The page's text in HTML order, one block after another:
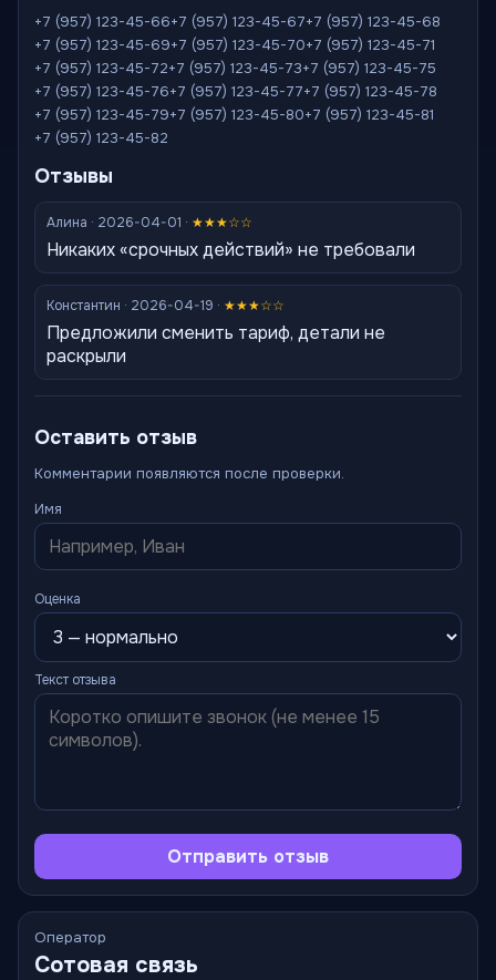
+7 (957) 123-45-66+7 (957) 123-45-67+7 (957) 123-45-68
+7 (957) 123-45-69+7 (957) 123-45-70+7 (957) 123-45-71
+7 (957) 123-45-72+7 (957) 123-45-73+7 (957) 123-45-75
+7 (957) 123-45-76+7 (957) 123-45-77+7 (957) 123-45-78
+7 (957) 123-45-79+7 (957) 123-45-80+7 (957) 123-45-81
+7 (957) 123-45-82
Отзывы
Алина · 2026-04-01 · ★★★☆☆
Никаких «срочных действий» не требовали
Константин · 2026-04-19 · ★★★☆☆
Предложили сменить тариф, детали не
раскрыли
Оставить отзыв
Комментарии появляются после проверки.
Имя
Оценка
Текст отзыва
Отправить отзыв
Оператор
Сотовая связь